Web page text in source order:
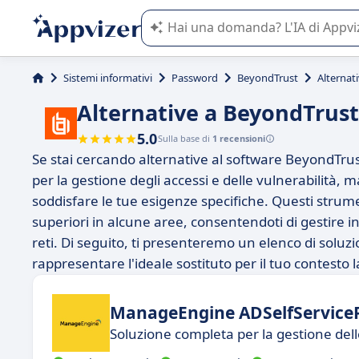
L'IA di Appvizer vi guida
Sistemi informativi Password BeyondTrust
Alternative a BeyondTrust
5.0Sulla base di 1 recensioni
Se stai cercando alternative al software
per la gestione degli accessi e delle vulnerabilità,
soddisfare le tue esigenze specifiche. Questi
superiori in alcune aree, consentendoti di gestire
reti. Di seguito, ti presenteremo un elenco di
rappresentare l'ideale sostituto per il tuo contesto
ManageEngine
Soluzione completa per la gestione